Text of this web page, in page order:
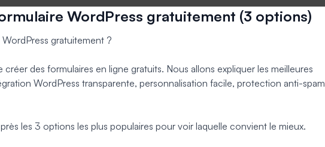
WordPress gratuitement (3 options)
gratuitement ?
des formulaires en ligne gratuits. Nous allons expliquer les meilleures
WordPress transparente, personnalisation facile, protection anti-spam
les 3 options les plus populaires pour voir laquelle convient le mieux.